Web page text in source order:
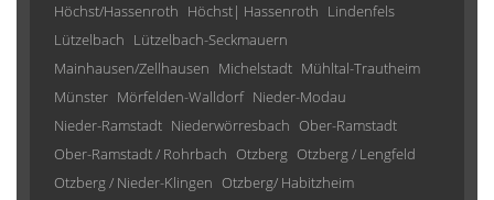
Höchst/Hassenroth Höchst| Hassenroth Lindenfels
Lützelbach Lützelbach-Seckmauern
Mainhausen/Zellhausen Michelstadt Mühltal-Trautheim
Münster Mörfelden-Walldorf Nieder-Modau
Nieder-Ramstadt Niederwörresbach Ober-Ramstadt
Ober-Ramstadt / Rohrbach Otzberg Otzberg / Lengfeld
Otzberg / Nieder-Klingen Otzberg/ Habitzheim